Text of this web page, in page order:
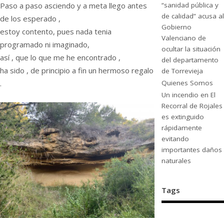
Paso a paso asciendo y a meta llego antes
de los esperado ,
estoy contento, pues nada tenia
programado ni imaginado,
así , que lo que me he encontrado ,
ha sido , de principio a fin un hermoso regalo
.
“sanidad pública y
de calidad” acusa al
Gobierno
Valenciano de
ocultar la situación
del departamento
de Torrevieja
Quienes Somos
Un incendio en El
Recorral de Rojales
es extinguido
rápidamente
evitando
importantes daños
naturales
Tags